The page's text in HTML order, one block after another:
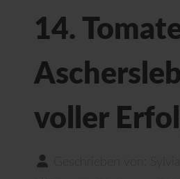
14.
voller
Geschrieben von: